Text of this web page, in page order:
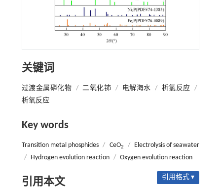
关键词
过渡金属磷化物 / 二氧化铈 / 电解海水 / 析氢反应
/
析氧反应
Key words
Transition metal phosphides / CeO2 /
Electrolysis of seawater
/
Hydrogen evolution reaction / Oxygen evolution reaction
引用本文 引用格式 ▾